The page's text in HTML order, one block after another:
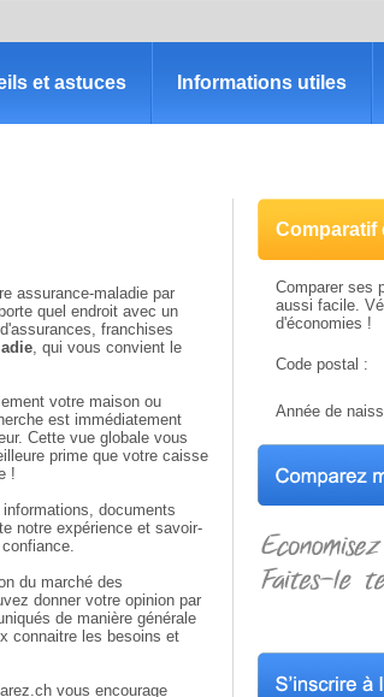
et astuces Informations utiles
assurance-maladie par
quel endroit avec un
franchises
, qui vous convient le
votre maison ou
est immédiatement
Cette vue globale vous
prime que votre caisse
!
documents
notre expérience et savoir-
du marché des
donner votre opinion par
de manière générale
connaitre les besoins et
vous encourage
Comparatif
Comparer ses
aussi facile.
d'économies !
Code postal :
Année de